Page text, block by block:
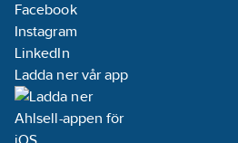
Facebook
Instagram
LinkedIn
Ladda ner vår app